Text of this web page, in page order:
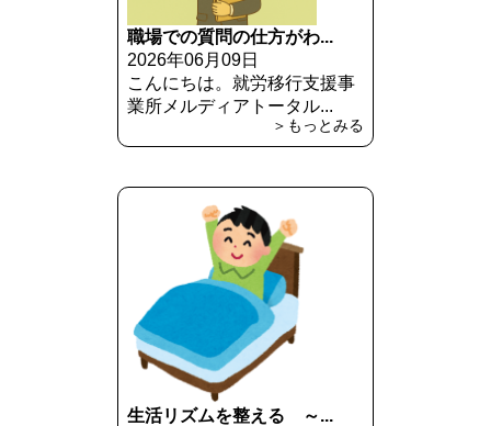
職場での質問の仕方がわ...
2026年06月09日
こんにちは。就労移行支援事
業所メルディアトータル...
＞もっとみる
生活リズムを整える ～...